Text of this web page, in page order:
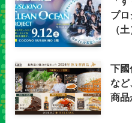
プロ
（
下國
など
商品